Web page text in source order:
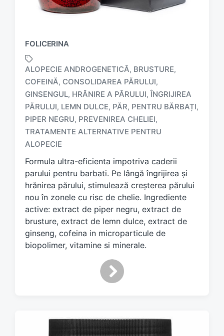
FOLICERINA
T
a
g
e
d
w
i
t
h
ALOPECIE ANDROGENETICĂ, BRUSTURE,
COFEINĂ, CONSOLIDAREA PĂRULUI,
GINSENGUL, HRĂNIRE A PĂRULUI, ÎNGRIJIREA
PĂRULUI, LEMN DULCE, PĂR, PENTRU BĂRBAȚI,
PIPER NEGRU, PREVENIREA CHELIEI,
TRATAMENTE ALTERNATIVE PENTRU
ALOPECIE
Formula ultra-eficienta impotriva caderii
parului pentru barbati. Pe lângă îngrijirea și
hrănirea părului, stimulează creșterea părului
nou în zonele cu risc de chelie. Ingrediente
active: extract de piper negru, extract de
brusture, extract de lemn dulce, extract de
ginseng, cofeina in microparticule de
biopolimer, vitamine si minerale.